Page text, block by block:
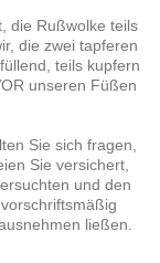
die Rußwolke teils
die zwei tapferen
teils kupfern
unseren Füßen
Sie sich fragen,
Sie versichert,
und den
ließen.